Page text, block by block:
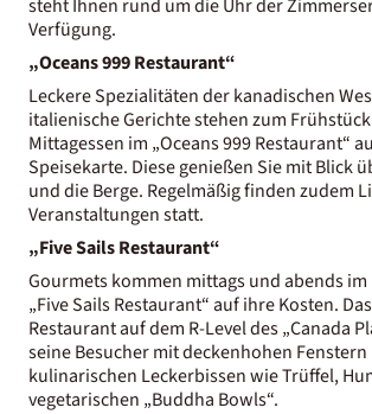
steht Ihnen rund um die Uhr der
Verfügung.
„Oceans 999 Restaurant“
Leckere Spezialitäten der kanadischen
italienische Gerichte stehen zum
Mittagessen im „Oceans 999 Restaurant“
Speisekarte. Diese genießen Sie mit Blick
und die Berge. Regelmäßig finden zudem
Veranstaltungen statt.
„Five Sails Restaurant“
Gourmets kommen mittags und abends
„Five Sails Restaurant“ auf ihre Kosten.
Restaurant auf dem R-Level des „Canada
seine Besucher mit deckenhohen Fenstern
kulinarischen Leckerbissen wie Trüffel,
vegetarischen „Buddha Bowls“.